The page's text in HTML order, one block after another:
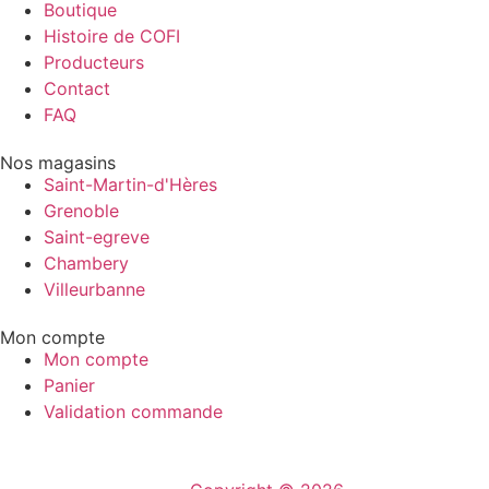
Boutique
Histoire de COFI
Producteurs
Contact
FAQ
Nos magasins
Saint-Martin-d'Hères
Grenoble
Saint-egreve
Chambery
Villeurbanne
Mon compte
Mon compte
Panier
Validation commande